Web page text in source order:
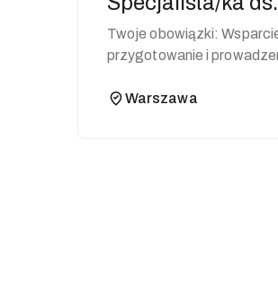
Twoje obowiązki: Wsparcie organizacyjne i koordynacyjne prac w Pionie/Dziale —
przygotowanie i
Warszawa